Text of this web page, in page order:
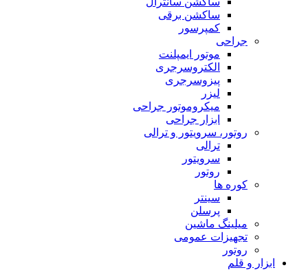
ساکشن برقی
کمپرسور
جراحی
موتور ایمپلنت
الکتروسرجری
پیزوسرجری
لیزر
میکروموتور جراحی
ابزار جراحی
روتور، سرویتور و ترالی
ترالی
سرویتور
روتور
کوره ها
سینتر
پرسلن
میلینگ ماشین
تجهیزات عمومی
روتور
ابزار و قلم